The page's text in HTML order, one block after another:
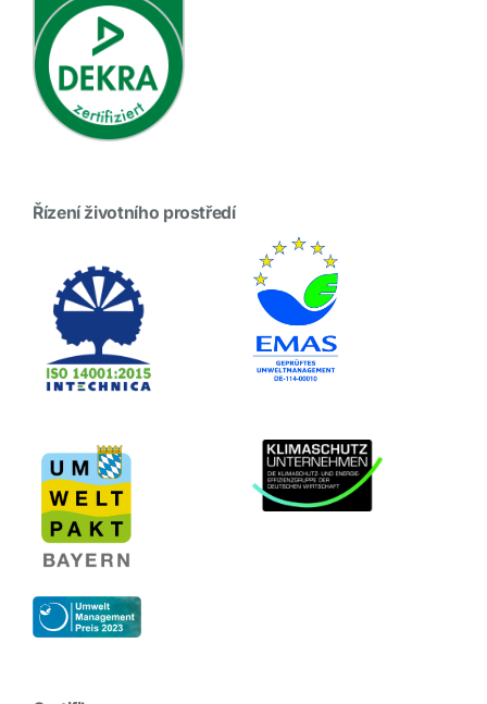
Řízení životního prostředí